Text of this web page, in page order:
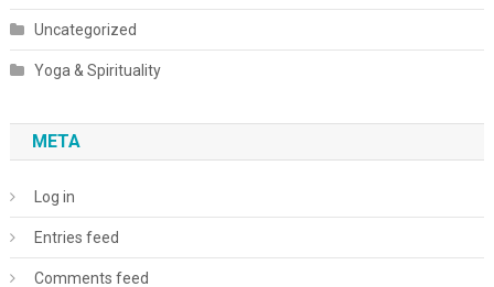
Uncategorized
Yoga & Spirituality
META
Log in
Entries feed
Comments feed